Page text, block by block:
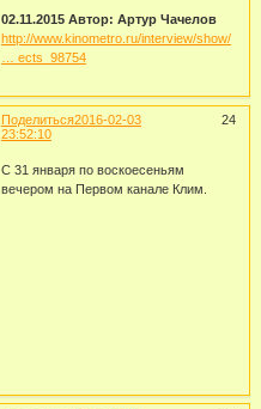
02.11.2015 Автор: Артур Чачелов
http://www.kinometro.ru/interview/show/
… ects_98754
Поделиться 24
2016-02-03
23:52:10
С 31 января по воскоесеньям
вечером на Первом канале Клим.